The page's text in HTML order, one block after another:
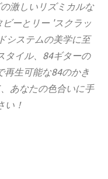
激しいリズミカルな
ーとリー 'スクラッ
システムの美学に至
タイル、84ギターの
再生可能な84のかき
あなたの色合いに手
い！